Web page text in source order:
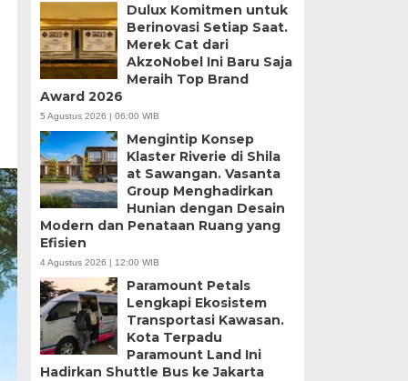
Dulux Komitmen untuk
Berinovasi Setiap Saat.
Merek Cat dari
AkzoNobel Ini Baru Saja
Meraih Top Brand
Award 2026
5 Agustus 2026 | 06:00 WIB
Mengintip Konsep
Klaster Riverie di Shila
at Sawangan. Vasanta
Group Menghadirkan
Hunian dengan Desain
Modern dan Penataan Ruang yang
Efisien
4 Agustus 2026 | 12:00 WIB
Paramount Petals
Lengkapi Ekosistem
Transportasi Kawasan.
Kota Terpadu
Paramount Land Ini
Hadirkan Shuttle Bus ke Jakarta